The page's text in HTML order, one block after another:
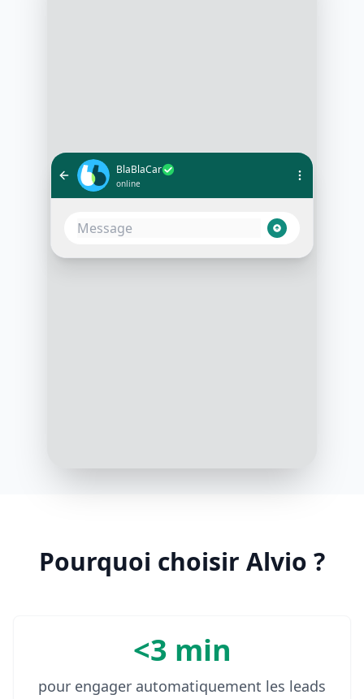
BlaBlaCar
online
Bonjour, je cherche un covoiturage
10:05 AM
Pourquoi choisir Alvio ?
<3 min
pour engager automatiquement les leads